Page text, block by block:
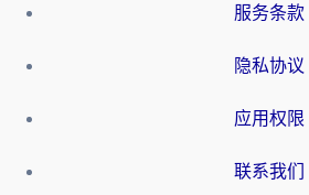
服务条款
隐私协议
应用权限
联系我们